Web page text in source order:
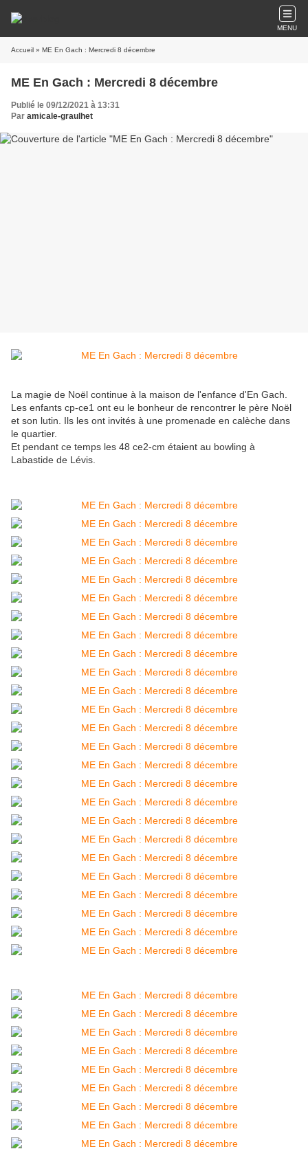
MENU
Accueil » ME En Gach : Mercredi 8 décembre
ME En Gach : Mercredi 8 décembre
Publié le 09/12/2021 à 13:31
Par amicale-graulhet
La magie de Noël continue à la maison de l'enfance d'En Gach.
Les enfants cp-ce1 ont eu le bonheur de rencontrer le père Noël
et son lutin. Ils les ont invités à une promenade en calèche dans
le quartier.
Et pendant ce temps les 48 ce2-cm étaient au bowling à
Labastide de Lévis.